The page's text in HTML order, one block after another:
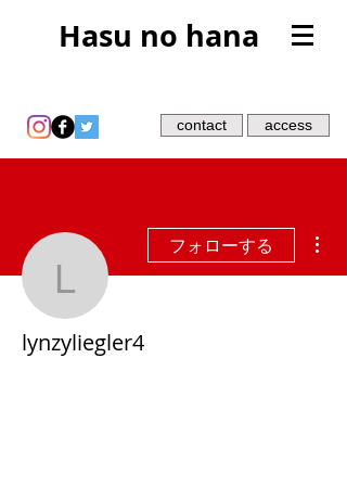
Hasu no hana
contact access
lynzyliegler4
フォローする
lynzyliegler4